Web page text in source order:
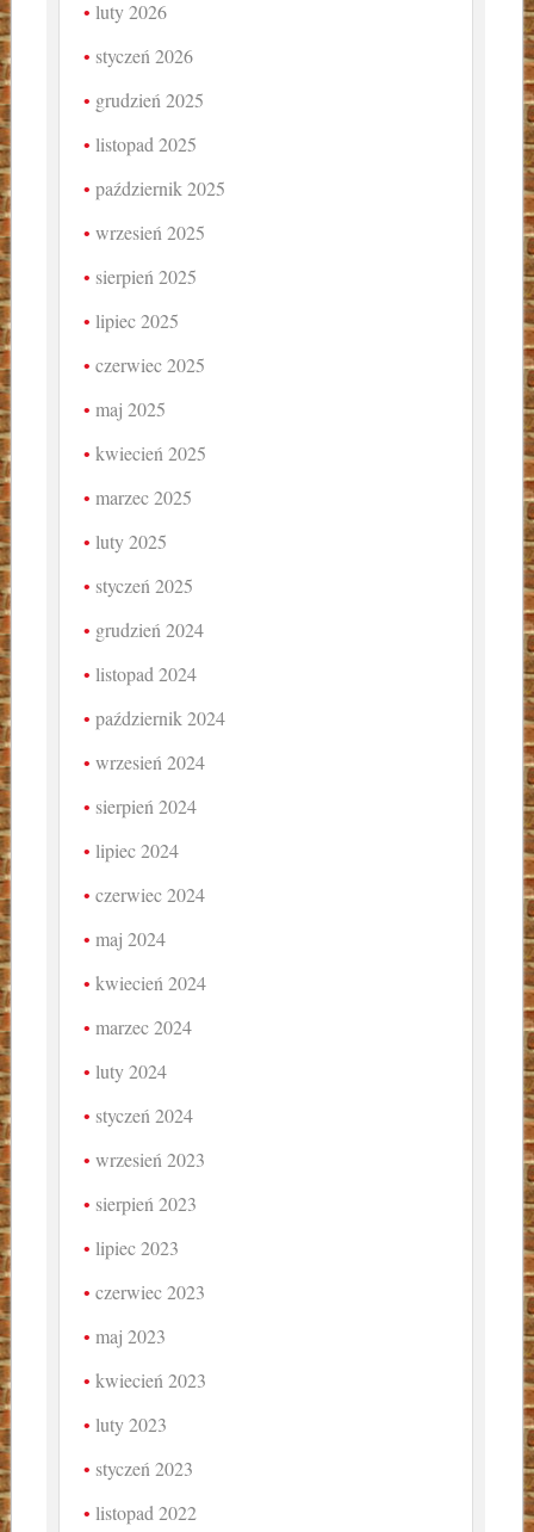
luty 2026
styczeń 2026
grudzień 2025
listopad 2025
październik 2025
wrzesień 2025
sierpień 2025
lipiec 2025
czerwiec 2025
maj 2025
kwiecień 2025
marzec 2025
luty 2025
styczeń 2025
grudzień 2024
listopad 2024
październik 2024
wrzesień 2024
sierpień 2024
lipiec 2024
czerwiec 2024
maj 2024
kwiecień 2024
marzec 2024
luty 2024
styczeń 2024
wrzesień 2023
sierpień 2023
lipiec 2023
czerwiec 2023
maj 2023
kwiecień 2023
luty 2023
styczeń 2023
listopad 2022